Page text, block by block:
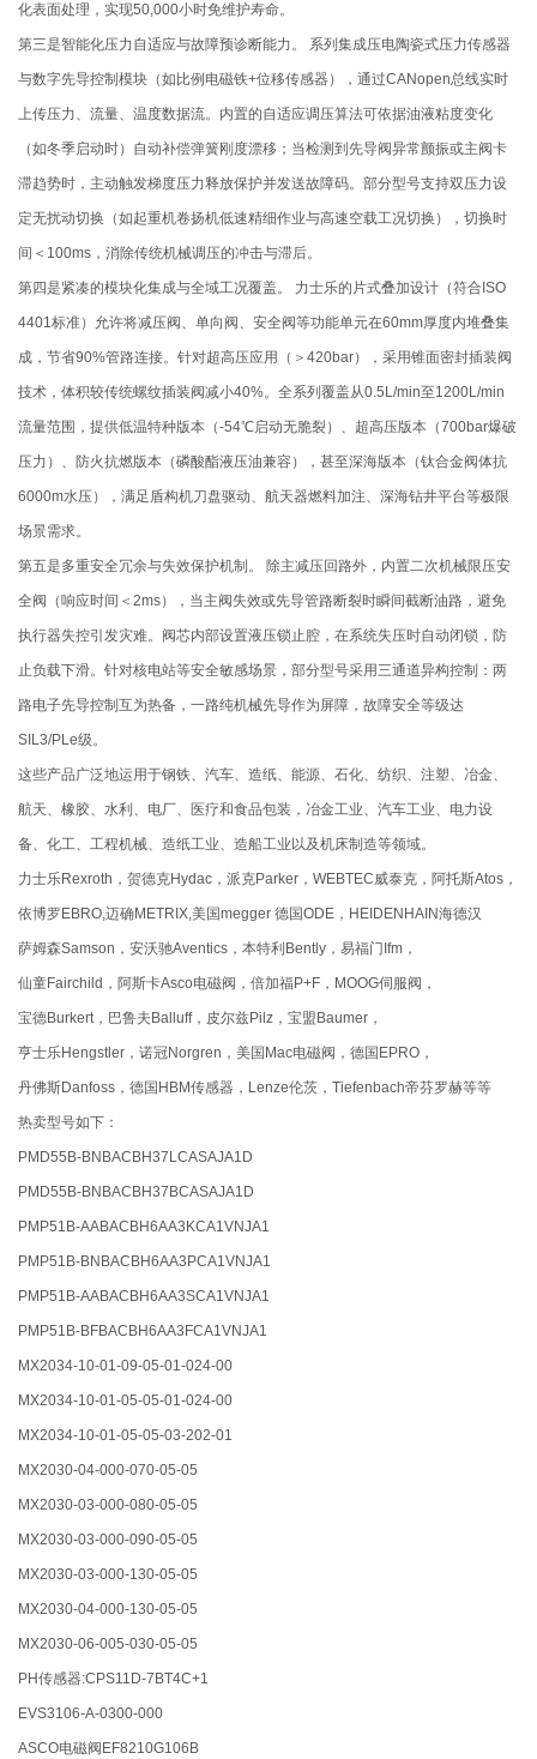
化表面处理，实现50,000小时免维护寿命。
第三是智能化压力自适应与故障预诊断能力。 系列集成压电陶瓷式压力传感器
与数字先导控制模块（如比例电磁铁+位移传感器），通过CANopen总线实时
上传压力、流量、温度数据流。内置的自适应调压算法可依据油液粘度变化
（如冬季启动时）自动补偿弹簧刚度漂移；当检测到先导阀异常颤振或主阀卡
滞趋势时，主动触发梯度压力释放保护并发送故障码。部分型号支持双压力设
定无扰动切换（如起重机卷扬机低速精细作业与高速空载工况切换），切换时
间＜100ms，消除传统机械调压的冲击与滞后。
第四是紧凑的模块化集成与全域工况覆盖。 力士乐的片式叠加设计（符合ISO
4401标准）允许将减压阀、单向阀、安全阀等功能单元在60mm厚度内堆叠集
成，节省90%管路连接。针对超高压应用（＞420bar），采用锥面密封插装阀
技术，体积较传统螺纹插装阀减小40%。全系列覆盖从0.5L/min至1200L/min
流量范围，提供低温特种版本（-54℃启动无脆裂）、超高压版本（700bar爆破
压力）、防火抗燃版本（磷酸酯液压油兼容），甚至深海版本（钛合金阀体抗
6000m水压），满足盾构机刀盘驱动、航天器燃料加注、深海钻井平台等极限
场景需求。
第五是多重安全冗余与失效保护机制。 除主减压回路外，内置二次机械限压安
全阀（响应时间＜2ms），当主阀失效或先导管路断裂时瞬间截断油路，避免
执行器失控引发灾难。阀芯内部设置液压锁止腔，在系统失压时自动闭锁，防
止负载下滑。针对核电站等安全敏感场景，部分型号采用三通道异构控制：两
路电子先导控制互为热备，一路纯机械先导作为屏障，故障安全等级达
SIL3/PLe级。
这些产品广泛地运用于钢铁、汽车、造纸、能源、石化、纺织、注塑、冶金、
航天、橡胶、水利、电厂、医疗和食品包装，冶金工业、汽车工业、电力设
备、化工、工程机械、造纸工业、造船工业以及机床制造等领域。
力士乐Rexroth，贺德克Hydac，派克Parker，WEBTEC威泰克，阿托斯Atos，
依博罗EBRO,迈确METRIX,美国megger 德国ODE，HEIDENHAIN海德汉
萨姆森Samson，安沃驰Aventics，本特利Bently，易福门Ifm，
仙童Fairchild，阿斯卡Asco电磁阀，倍加福P+F，MOOG伺服阀，
宝德Burkert，巴鲁夫Balluff，皮尔兹Pilz，宝盟Baumer，
亨士乐Hengstler，诺冠Norgren，美国Mac电磁阀，德国EPRO，
丹佛斯Danfoss，德国HBM传感器，Lenze伦茨，Tiefenbach帝芬罗赫等等
热卖型号如下：
PMD55B-BNBACBH37LCASAJA1D
PMD55B-BNBACBH37BCASAJA1D
PMP51B-AABACBH6AA3KCA1VNJA1
PMP51B-BNBACBH6AA3PCA1VNJA1
PMP51B-AABACBH6AA3SCA1VNJA1
PMP51B-BFBACBH6AA3FCA1VNJA1
MX2034-10-01-09-05-01-024-00
MX2034-10-01-05-05-01-024-00
MX2034-10-01-05-05-03-202-01
MX2030-04-000-070-05-05
MX2030-03-000-080-05-05
MX2030-03-000-090-05-05
MX2030-03-000-130-05-05
MX2030-04-000-130-05-05
MX2030-06-005-030-05-05
PH传感器:CPS11D-7BT4C+1
EVS3106-A-0300-000
ASCO电磁阀EF8210G106B